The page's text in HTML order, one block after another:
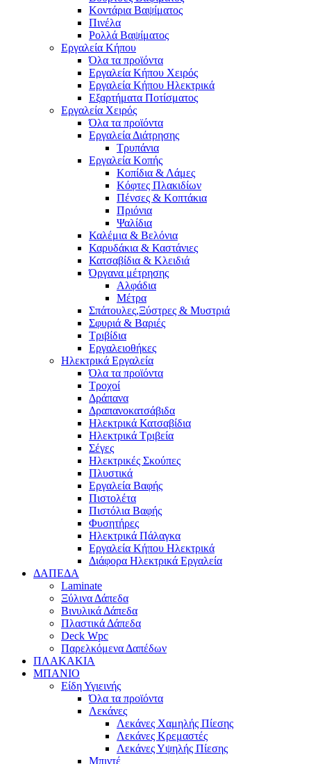
Κοντάρια Βαψίματος
Πινέλα
Ρολλά Βαψίματος
Εργαλεία Κήπου
Όλα τα προϊόντα
Εργαλεία Κήπου Χειρός
Εργαλεία Κήπου Ηλεκτρικά
Εξαρτήματα Ποτίσματος
Εργαλεία Χειρός
Όλα τα προϊόντα
Εργαλεία Διάτρησης
Τρυπάνια
Εργαλεία Κοπής
Κοπίδια & Λάμες
Κόφτες Πλακιδίων
Πένσες & Κοπτάκια
Πριόνια
Ψαλίδια
Καλέμια & Βελόνια
Καρυδάκια & Καστάνιες
Κατσαβίδια & Κλειδιά
Όργανα μέτρησης
Αλφάδια
Μέτρα
Σπάτουλες,Ξύστρες & Μυστριά
Σφυριά & Βαριές
Τριβίδια
Εργαλειοθήκες
Ηλεκτρικά Εργαλεία
Όλα τα προϊόντα
Τροχοί
Δράπανα
Δραπανοκατσάβιδα
Ηλεκτρικά Κατσαβίδια
Ηλεκτρικά Τριβεία
Σέγες
Ηλεκτρικές Σκούπες
Πλυστικά
Εργαλεία Βαφής
Πιστολέτα
Πιστόλια Βαφής
Φυσητήρες
Ηλεκτρικά Πάλαγκα
Εργαλεία Κήπου Ηλεκτρικά
Διάφορα Ηλεκτρικά Εργαλεία
ΔΑΠΕΔΑ
Laminate
Ξύλινα Δάπεδα
Βινυλικά Δάπεδα
Πλαστικά Δάπεδα
Deck Wpc
Παρελκόμενα Δαπέδων
ΠΛΑΚΑΚΙΑ
ΜΠΑΝΙΟ
Είδη Υγιεινής
Όλα τα προϊόντα
Λεκάνες
Λεκάνες Χαμηλής Πίεσης
Λεκάνες Κρεμαστές
Λεκάνες Υψηλής Πίεσης
Μπιντέ